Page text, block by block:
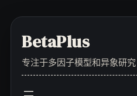
contentBetaPlus
专注于多因子模型和异象研究